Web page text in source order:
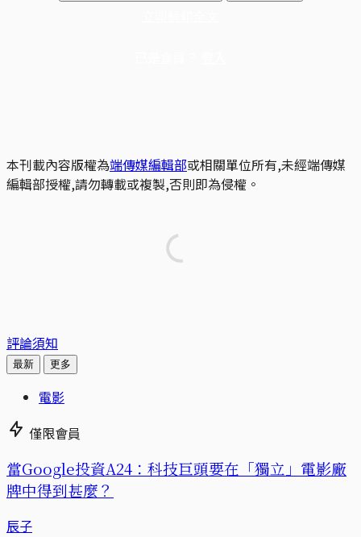
本刊載內容版權為端傳媒編輯部或相關單位所有,未經端傳媒
編輯部授權,請勿轉載或複製,否則即為侵權。
評論須知
最新 更多
電影
僅限會員
當Google投資A24：科技巨頭要在「獨立」電影廠
牌中得到甚麼？
辰子